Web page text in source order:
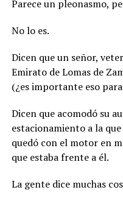
Parece un pleonasmo,
No lo es.
Dicen que un señor,
Emirato de Lomas de
(¿es importante eso
Dicen que acomodó su
estacionamiento a la
quedó con el motor en
que estaba frente a él.
La gente dice muchas